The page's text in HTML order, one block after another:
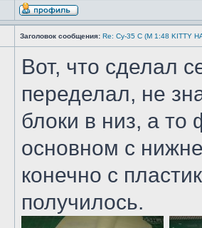
Заголовок сообщения: Re: Су-35 С (М 1:48 KITTY
Вот, что сделал
переделал, не
блоки в низ, а
основном с
конечно с
получилось.